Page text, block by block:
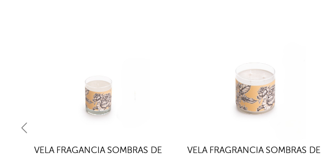
VELA FRAGANCIA SOMBRAS DE
VELA FRAGRANCIA SOMBRAS DE